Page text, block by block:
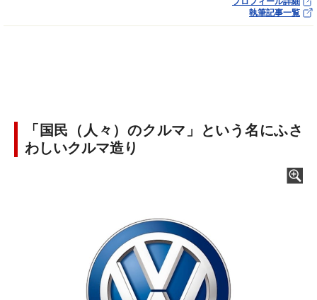
執筆記事一覧
「国民（人々）のクルマ」という名にふさ
わしいクルマ造り